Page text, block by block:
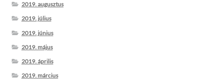
2019. augusztus
2019. július
2019. június
2019. május
2019. április
2019. március